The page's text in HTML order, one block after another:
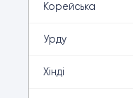
Корейська
Урду
Хінді